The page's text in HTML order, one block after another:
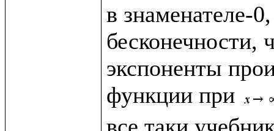
в знаменателе-
бесконечности,
экспоненты
функции при